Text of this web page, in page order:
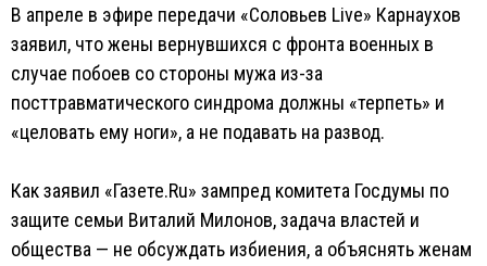
В апреле в эфире передачи «Соловьев Live» Карнаухов
заявил, что жены вернувшихся с фронта военных в
случае побоев со стороны мужа из-за
посттравматического синдрома должны «терпеть» и
«целовать ему ноги», а не подавать на развод.
Как заявил «Газете.Ru» зампред комитета Госдумы по
защите семьи Виталий Милонов, задача властей и
общества — не обсуждать избиения, а объяснять женам